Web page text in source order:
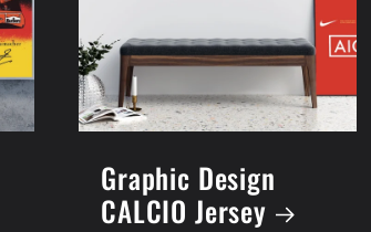
Graphic Design
CALCIO Jersey